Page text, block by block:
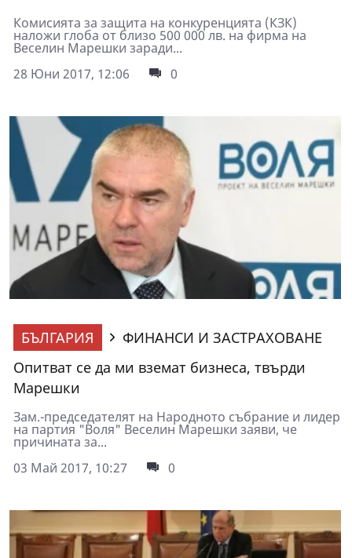
Комисията за защита на конкуренцията (КЗК)
наложи глоба от близо 500 000 лв. на фирма на
Веселин Марешки заради...
28 Юни 2017, 12:06
0
БЪЛГАРИЯ
ФИНАНСИ И ЗАСТРАХОВАНЕ
Опитват се да ми вземат бизнеса, твърди
Марешки
Зам.-председателят на Народното събрание и лидер
на партия "Воля" Веселин Марешки заяви, че
причината за...
03 Май 2017, 10:27
0